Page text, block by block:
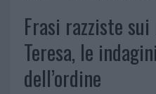
Frasi razziste
Teresa, le
dell’ordine